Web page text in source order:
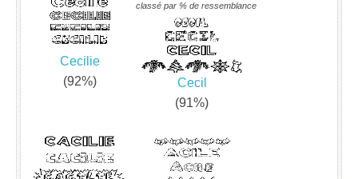
classé par % de ressemblance
Cecilie
(92%)
Cecil
(91%)